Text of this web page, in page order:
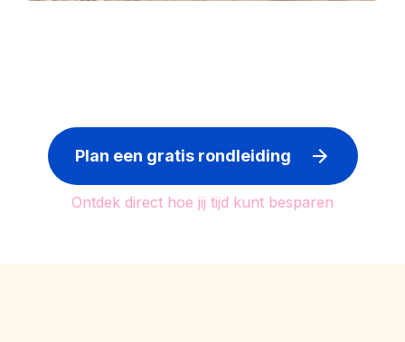
Plan een gratis rondleiding
Ontdek direct hoe jij tijd kunt besparen